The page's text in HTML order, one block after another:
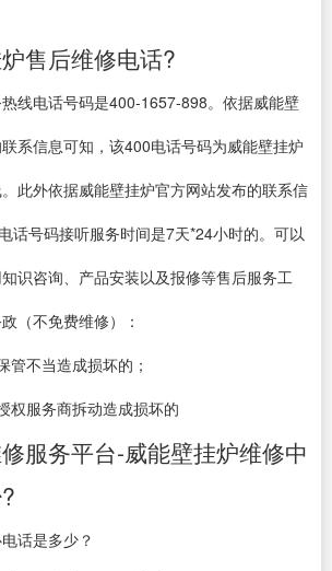
售后维修电话?
线电话号码是400-1657-898。依据威能壁
系信息可知，该400电话号码为威能壁挂炉
此外依据威能壁挂炉官方网站发布的联系信
话号码接听服务时间是7天*24小时的。可以
识咨询、产品安装以及报修等售后服务工
（不免费维修）：
管不当造成损坏的；
权服务商拆动造成损坏的
服务平台-威能壁挂炉维修中
话是多少？